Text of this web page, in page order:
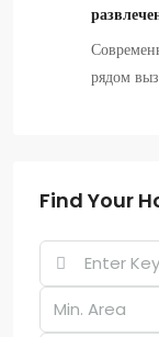
рядом
Find Your